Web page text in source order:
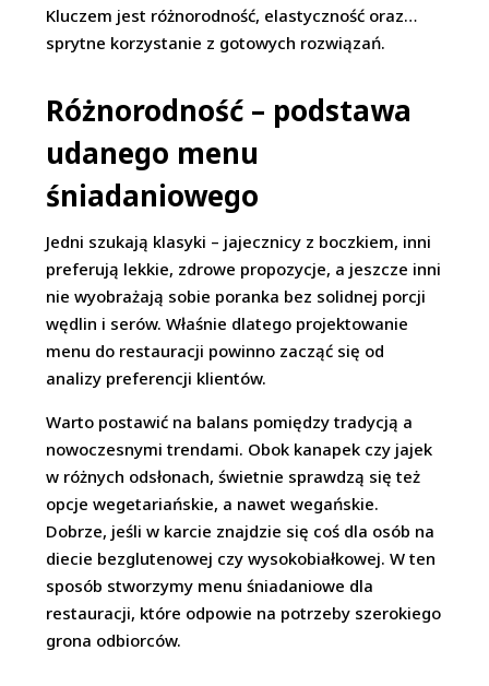
Kluczem jest różnorodność, elastyczność oraz…
sprytne korzystanie z gotowych rozwiązań.
Różnorodność – podstawa
udanego menu
śniadaniowego
Jedni szukają klasyki – jajecznicy z boczkiem, inni
preferują lekkie, zdrowe propozycje, a jeszcze inni
nie wyobrażają sobie poranka bez solidnej porcji
wędlin i serów. Właśnie dlatego projektowanie
menu do restauracji powinno zacząć się od
analizy preferencji klientów.
Warto postawić na balans pomiędzy tradycją a
nowoczesnymi trendami. Obok kanapek czy jajek
w różnych odsłonach, świetnie sprawdzą się też
opcje wegetariańskie, a nawet wegańskie.
Dobrze, jeśli w karcie znajdzie się coś dla osób na
diecie bezglutenowej czy wysokobiałkowej. W ten
sposób stworzymy menu śniadaniowe dla
restauracji, które odpowie na potrzeby szerokiego
grona odbiorców.